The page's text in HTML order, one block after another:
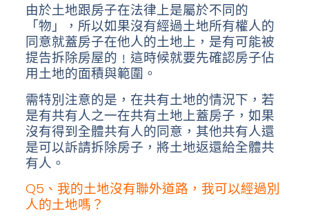
由於土地跟房子在法律上是屬於不同的
「物」，所以如果沒有經過土地所有權人的
同意就蓋房子在他人的土地上，是有可能被
提告拆除房屋的﹗這時候就要先確認房子佔
用土地的面積與範圍。
需特別注意的是，在共有土地的情況下，若
是有共有人之一在共有土地上蓋房子，如果
沒有得到全體共有人的同意，其他共有人還
是可以訴請拆除房子，將土地返還給全體共
有人。
Q5、我的土地沒有聯外道路，我可以經過別
人的土地嗎？